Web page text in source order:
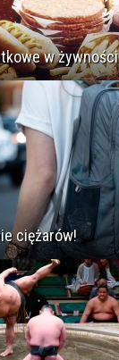
w żywności
ciężarów!